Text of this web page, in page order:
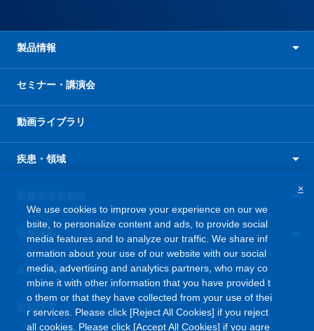
製品情報
セミナー・講演会
動画ライブラリ
疾患・領域
医療情報
私たちの取り組み
資材請求
We use cookies to improve your experience on our we
bsite, to personalize content and ads, to provide social
media features and to analyze our traffic. We share inf
ormation about your use of our website with our social
media, advertising and analytics partners, who may co
mbine it with other information that you have provided t
o them or that they have collected from your use of thei
r services. Please click [Reject All Cookies] if you reject
all cookies. Please click [Accept All Cookies] if you agre
×